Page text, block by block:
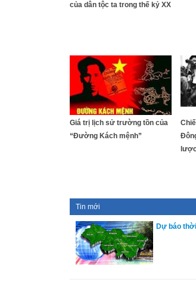
của dân tộc ta trong thế kỷ XX
Giá trị lịch sử trường tồn của
“Đường Kách mệnh”
Tin mới
Dự báo